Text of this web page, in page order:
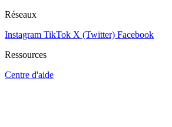
Réseaux
Instagram TikTok X (Twitter) Facebook
Ressources
Centre d'aide